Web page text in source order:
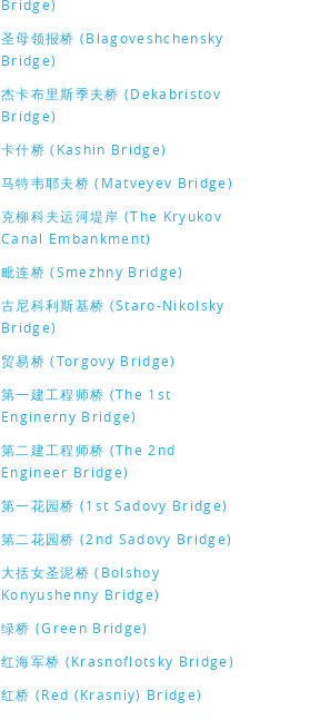
Bridge)
圣母领报桥 (Blagoveshchensky
Bridge)
杰卡布里斯季夫桥 (Dekabristov
Bridge)
卡什桥 (Kashin Bridge)
马特韦耶夫桥 (Matveyev Bridge)
克柳科夫运河堤岸 (The Kryukov
Canal Embankment)
毗连桥 (Smezhny Bridge)
古尼科利斯基桥 (Staro-Nikolsky
Bridge)
贸易桥 (Torgovy Bridge)
第一建工程师桥 (The 1st
Enginerny Bridge)
第二建工程师桥 (The 2nd
Engineer Bridge)
第一花园桥 (1st Sadovy Bridge)
第二花园桥 (2nd Sadovy Bridge)
大括女圣泥桥 (Bolshoy
Konyushenny Bridge)
绿桥 (Green Bridge)
红海军桥 (Krasnoflotsky Bridge)
红桥 (Red (Krasniy) Bridge)